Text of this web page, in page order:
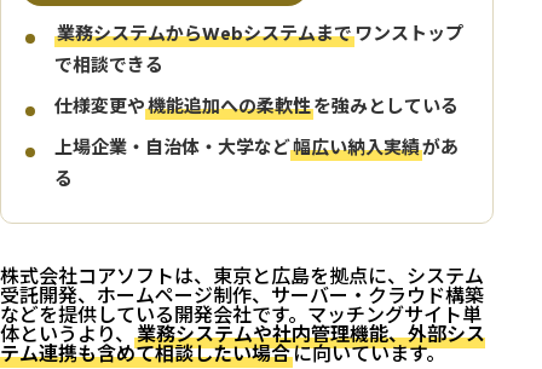
業務システムからWebシステムまでワンストップ
で相談できる
仕様変更や機能追加への柔軟性を強みとしている
上場企業・自治体・大学など幅広い納入実績があ
る
株式会社コアソフトは、東京と広島を拠点に、システム
受託開発、ホームページ制作、サーバー・クラウド構築
などを提供している開発会社です。マッチングサイト単
体というより、 業務システムや社内管理機能、外部シス
テム連携も含めて相談したい場合に向いています。